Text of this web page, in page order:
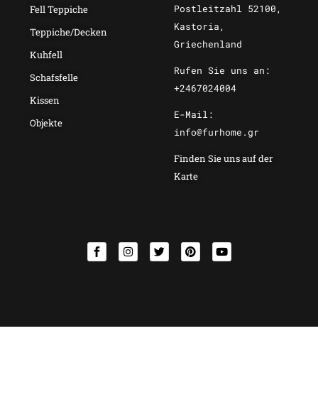
Fell Teppiche
Teppiche/Decken
Kuhfell
Schafsfelle
Kissen
Objekte
Postleitzahl 52100,
Kastoria,
Griechenland
Rufen Sie uns an:
+2467024004
E-Mail:
info@furhome.gr
Finden Sie uns auf der
Karte